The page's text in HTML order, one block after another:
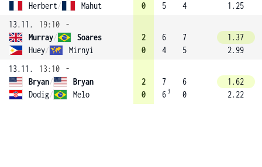
Herbert/ Mahut
0
5
4
1.25
13.11.
19:10
-
Murray/
Soares
Huey/ Mirnyi
2
0
6
4
7
5
1.37
2.99
13.11.
13:10
-
Bryan/
Bryan
Dodig/ Melo
2
0
7
6 3
6
0
1.62
2.22